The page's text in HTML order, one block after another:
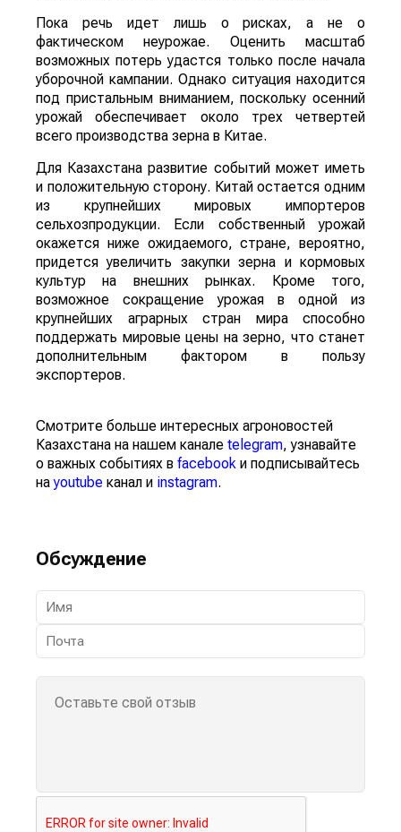
Пока речь идет лишь о рисках, а не о
фактическом неурожае. Оценить масштаб
возможных потерь удастся только после начала
уборочной кампании. Однако ситуация находится
под пристальным вниманием, поскольку осенний
урожай обеспечивает около трех четвертей
всего производства зерна в Китае.
Для Казахстана развитие событий может иметь
и положительную сторону. Китай остается одним
из крупнейших мировых импортеров
сельхозпродукции. Если собственный урожай
окажется ниже ожидаемого, стране, вероятно,
придется увеличить закупки зерна и кормовых
культур на внешних рынках. Кроме того,
возможное сокращение урожая в одной из
крупнейших аграрных стран мира способно
поддержать мировые цены на зерно, что станет
дополнительным фактором в пользу
экспортеров.
Смотрите больше интересных агроновостей
Казахстана на нашем канале telegram, узнавайте
о важных событиях в facebook и подписывайтесь
наyoutube канал и instagram.
Обсуждение